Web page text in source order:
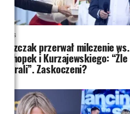
NEWS
Miszczak przerwał milczenie ws.
Cichopek i Kurzajewskiego: “Źle
wybrali”. Zaskoczeni?